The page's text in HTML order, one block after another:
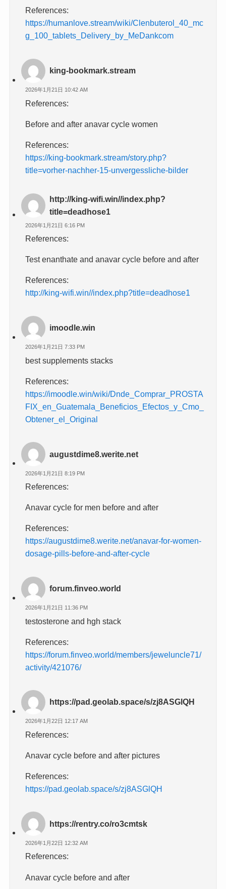
References:
https://humanlove.stream/wiki/Clenbuterol_40_mc
g_100_tablets_Delivery_by_MeDankcom
king-bookmark.stream
2026年1月21日 10:42 AM
References:
Before and after anavar cycle women
References:
https://king-bookmark.stream/story.php?
title=vorher-nachher-15-unvergessliche-bilder
http://king-wifi.win//index.php?
title=deadhose1
2026年1月21日 6:16 PM
References:
Test enanthate and anavar cycle before and after
References:
http://king-wifi.win//index.php?title=deadhose1
imoodle.win
2026年1月21日 7:33 PM
best supplements stacks
References:
https://imoodle.win/wiki/Dnde_Comprar_PROSTA
FIX_en_Guatemala_Beneficios_Efectos_y_Cmo_
Obtener_el_Original
augustdime8.werite.net
2026年1月21日 8:19 PM
References:
Anavar cycle for men before and after
References:
https://augustdime8.werite.net/anavar-for-women-
dosage-pills-before-and-after-cycle
forum.finveo.world
2026年1月21日 11:36 PM
testosterone and hgh stack
References:
https://forum.finveo.world/members/jeweluncle71/
activity/421076/
https://pad.geolab.space/s/zj8ASGlQH
2026年1月22日 12:17 AM
References:
Anavar cycle before and after pictures
References:
https://pad.geolab.space/s/zj8ASGlQH
https://rentry.co/ro3cmtsk
2026年1月22日 12:32 AM
References:
Anavar cycle before and after